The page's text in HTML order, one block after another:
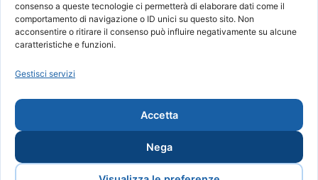
consenso a queste tecnologie ci permetterà di elaborare dati come il
comportamento di navigazione o ID unici su questo sito. Non
acconsentire o ritirare il consenso può influire negativamente su alcune
caratteristiche e funzioni.
Gestisci servizi
Accetta
Nega
APS - Associazione di Promozione Sociale Mu.Na.Or.T.O. -
Museo Nazionale dell'Ortodonzia e della Tecnica
Presidente: Claudio Frontali - Vice Presidente: Gianni
Grandi - Segretario: Andrea Notari | Tutti i diritti riservati. |